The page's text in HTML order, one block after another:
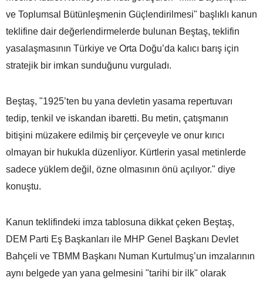
ve Toplumsal Bütünleşmenin Güçlendirilmesi" başlıklı kanun
teklifine dair değerlendirmelerde bulunan Beştaş, teklifin
yasalaşmasının Türkiye ve Orta Doğu’da kalıcı barış için
stratejik bir imkan sunduğunu vurguladı.
Beştaş, "1925’ten bu yana devletin yasama repertuvarı
tedip, tenkil ve iskandan ibaretti. Bu metin, çatışmanın
bitişini müzakere edilmiş bir çerçeveyle ve onur kırıcı
olmayan bir hukukla düzenliyor. Kürtlerin yasal metinlerde
sadece yüklem değil, özne olmasının önü açılıyor." diye
konuştu.
Kanun teklifindeki imza tablosuna dikkat çeken Beştaş,
DEM Parti Eş Başkanları ile MHP Genel Başkanı Devlet
Bahçeli ve TBMM Başkanı Numan Kurtulmuş’un imzalarının
aynı belgede yan yana gelmesini "tarihi bir ilk" olarak